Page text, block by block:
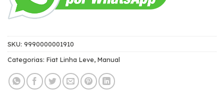
SKU: 9990000001910
Categorias: Fiat Linha Leve, Manual